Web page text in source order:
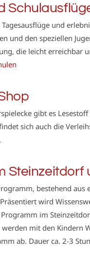
und
und den speziellen
die leicht erreichbar
gibt es
sich auch die
Steinzeitdorf
bestehend
wird
im
mit den Kindern
ab. Dauer ca. 2-3